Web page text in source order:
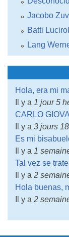
Jacobo
Batti
Lang
Hola, era mi
Il y a 1 jour 5
CARLO
Il y a 3 jours
Es mi
Il y a 1
Tal vez se
Il y a 2
Hola buenas,
Il y a 2